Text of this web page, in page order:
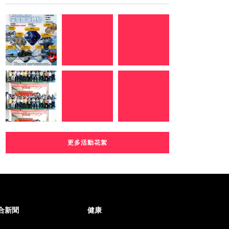
更多活動花絮
新聞 健康